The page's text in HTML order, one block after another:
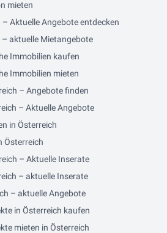
mieten
Aktuelle Angebote entdecken
aktuelle Mietangebote
Immobilien kaufen
Immobilien mieten
– Angebote finden
– Aktuelle Angebote
in Österreich
Österreich
– Aktuelle Inserate
– aktuelle Inserate
– aktuelle Angebote
in Österreich kaufen
mieten in Österreich